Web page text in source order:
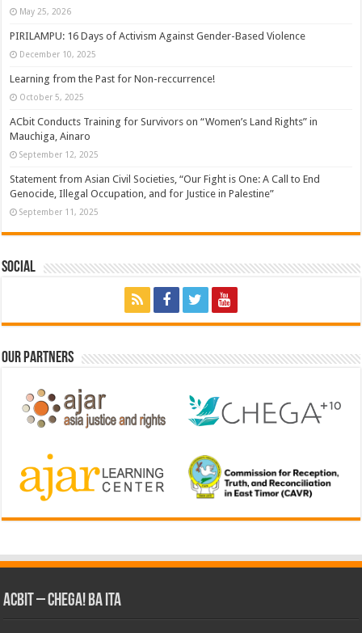
May 25, 2026
PIRILAMPU: 16 Days of Activism Against Gender-Based Violence
December 10, 2025
Learning from the Past for Non-reccurrence!
October 5, 2025
ACbit Conducts Training for Survivors on “Women’s Land Rights” in
Mauchiga, Ainaro
September 12, 2025
Statement from Asian Civil Societies, “Our Fight is One: A Call to End
Genocide, Illegal Occupation, and for Justice in Palestine”
September 11, 2025
Social
Our Partners
ACbit – Chega! Ba Ita